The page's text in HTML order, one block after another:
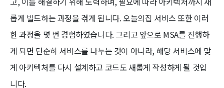
롭게 빌드하는 과정을 겪게 됩니다. 오늘의집 서비스 또한 이러
한 과정을 몇 번 경험하였습니다. 그리고 앞으로 MSA를 진행하
게 되면 단순히 서비스를 나누는 것이 아니라, 해당 서비스에 맞
게 아키텍처를 다시 설계하고 코드도 새롭게 작성하게 될 것입
니다.